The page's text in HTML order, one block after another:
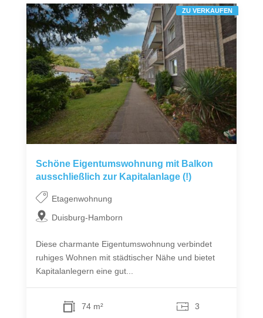
Schöne Eigentumswohnung mit Balkon 
ausschließlich zur Kapitalanlage (!)
Etagenwohnung
Duisburg-Hamborn
Diese charmante Eigentumswohnung verbindet
ruhiges Wohnen mit städtischer Nähe und bietet
Kapitalanlegern eine gut...
74 m² 3
ZU VERKAUFEN